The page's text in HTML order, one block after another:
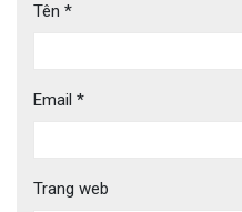
Tên *
Email *
Trang web